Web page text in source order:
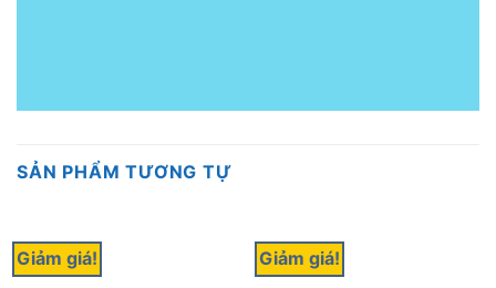
SẢN PHẨM TƯƠNG TỰ
Giảm giá! Giảm giá!